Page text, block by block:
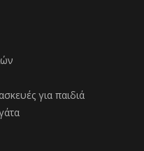
για παιδιά